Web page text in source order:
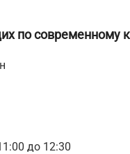
по современному
до 12:30